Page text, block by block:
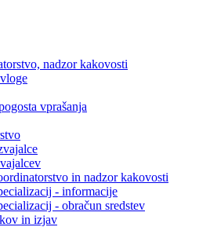
nadzor kakovosti
vprašanja
in nadzor kakovosti
- informacije
- obračun sredstev
in izjav